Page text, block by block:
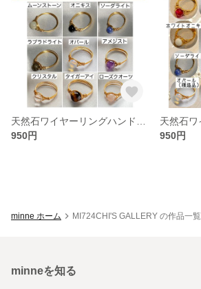
950円
950円
minne ホーム MI724CHI'S GALLERY の作品一覧
minneを知る